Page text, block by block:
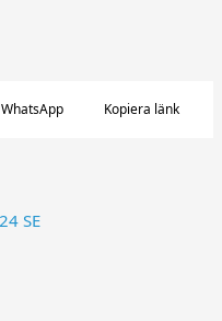
WhatsApp Kopiera länk